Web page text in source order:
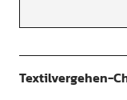
Textilvergehen-